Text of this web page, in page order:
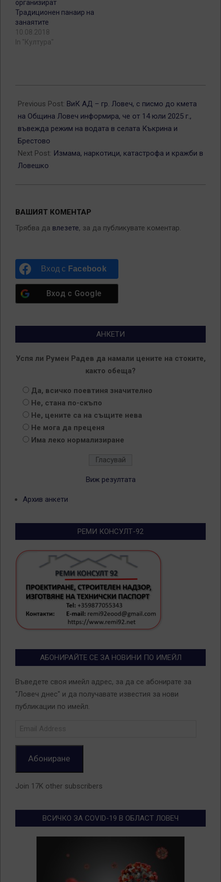
организират
Традиционен панаир на
занаятите
10.08.2018
In "Култура"
07-
14
Previous Post: ВиК АД – гр. Ловеч, с писмо до кмета
на Община Ловеч информира, че от 14 юли 2025 г.,
въвежда режим на водата в селата Къкрина и
Брестово
Next Post: Измама, наркотици, катастрофа и кражби в
Ловешко
ВАШИЯТ КОМЕНТАР
Трябва да влезете, за да публикувате коментар.
Вход с Facebook
Вход с Google
АНКЕТИ
Успя ли Румен Радев да намали цените на стоките,
както обеща?
Да, всичко поевтиня значително
Не, стана по-скъпо
Не, цените са на същите нева
Не мога да преценя
Има леко нормализиране
Виж резултата
Архив анкети
РЕМИ КОНСУЛТ-92
АБОНИРАЙТЕ СЕ ЗА НОВИНИ ПО ИМЕЙЛ
Въведете своя имейл адрес, за да се абонирате за
"Ловеч днес" и да получавате известия за нови
публикации по имейл.
Абониране
Join 17K other subscribers
ВСИЧКО ЗА COVID-19 В ОБЛАСТ ЛОВЕЧ